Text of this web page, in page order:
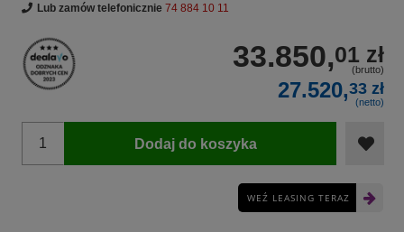
Lub zamów telefonicznie 74 884 10 11
33.850,01 zł
(brutto)
27.520,33 zł
(netto)
Dodaj do koszyka
WEŹ LEASING TERAZ